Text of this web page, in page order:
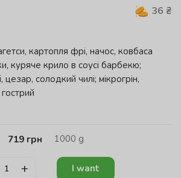
36 ₴
картопля фрі, начос, ковбаса
куряче крило в соусі барбекю;
солодкий чилі; мікрогрін,
719 грн 1000 g
+ I want